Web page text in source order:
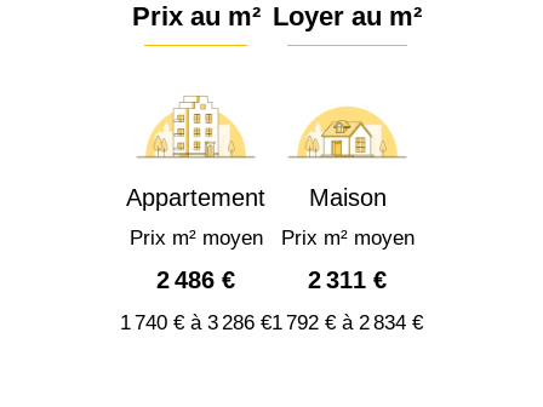
Prix au m²
Appartement
Prix m² moyen
2 486 €
1 740 € à 3 286 €
Loyer au m²
Maison
Prix m² moyen
2 311 €
1 792 € à 2 834 €